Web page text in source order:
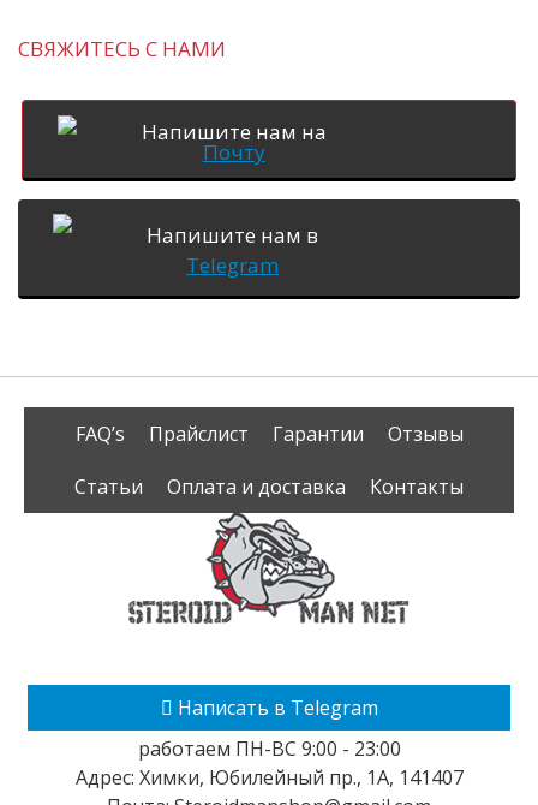
СВЯЖИТЕСЬ С НАМИ
Напишите нам на
Почту
Напишите нам в
Telegram
FAQ’s Прайслист Гарантии
Отзывы
Статьи
Оплата и доставка Контакты
Написать в Telegram
работаем ПН-ВС 9:00 - 23:00
Адрес: Химки, Юбилейный пр., 1А, 141407